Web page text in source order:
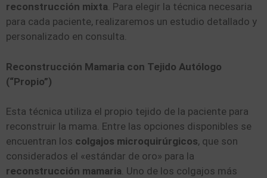
reconstrucción mixta. Para elegir la técnica necesaria
para cada paciente, realizaremos un estudio detallado y
personalizado en consulta.
Reconstrucción Mamaria con Tejido Autólogo
(“Propio”)
Esta técnica utiliza el propio tejido de la paciente para
reconstruir la mama. Entre las opciones disponibles se
encuentran los colgajos microquirúrgicos, que son
considerados el «estándar de oro» para la
reconstrucción mamaria. Uno de los colgajos más